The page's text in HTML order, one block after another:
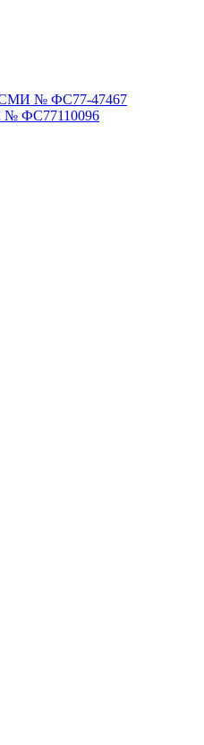
СМИ № ФС77-47467
№ ФС77110096